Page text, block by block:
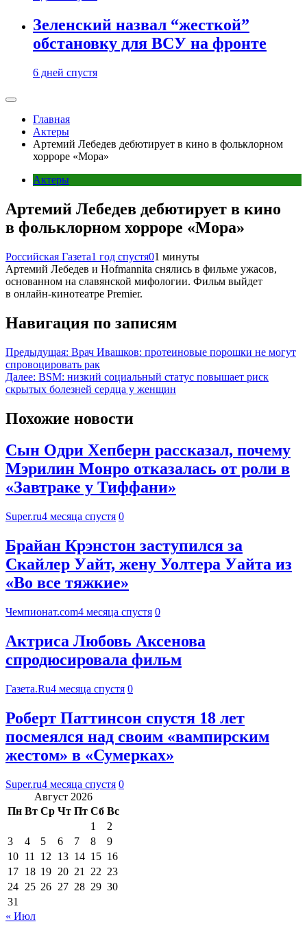
Зеленский назвал “жесткой”
обстановку для ВСУ на фронте
6 дней спустя
Главная
Актеры
Артемий Лебедев дебютирует в кино в фольклорном
хорроре «Мора»
Актеры
Артемий Лебедев дебютирует в кино
в фольклорном хорроре «Мора»
Российская Газета1 год спустя01 минуты
Артемий Лебедев и Hofmannita снялись в фильме ужасов,
основанном на славянской мифологии. Фильм выйдет
в онлайн-кинотеатре Premier.
Навигация по записям
Предыдущая: Врач Ивашков: протеиновые порошки не могут
спровоцировать рак
Далее: BSM: низкий социальный статус повышает риск
скрытых болезней сердца у женщин
Похожие новости
Сын Одри Хепберн рассказал, почему
Мэрилин Монро отказалась от роли в
«Завтраке у Тиффани»
Super.ru4 месяца спустя 0
Брайан Крэнстон заступился за
Скайлер Уайт, жену Уолтера Уайта из
«Во все тяжкие»
Чемпионат.com4 месяца спустя 0
Актриса Любовь Аксенова
спродюсировала фильм
Газета.Ru4 месяца спустя 0
Роберт Паттинсон спустя 18 лет
посмеялся над своим «вампирским
жестом» в «Сумерках»
Super.ru4 месяца спустя 0
Август 2026
Пн Вт Ср Чт Пт Сб Вс
1
2
3
4 5 6 7 8
9
10 11 12 13 14 15 16
17 18 19 20 21 22 23
24 25 26 27 28 29 30
31
« Июл